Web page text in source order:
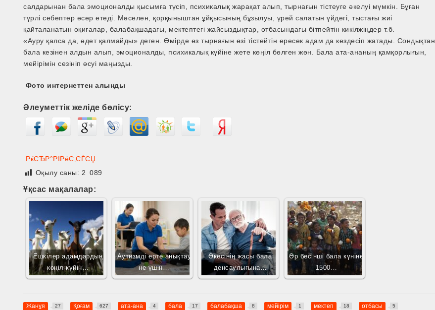
салдарынан бала эмоционалды қысымға түсіп, психикалық жарақат алып, тырнағын тістеуге әкелуі мүмкін. Бұған
түрлі себептер әсер етеді. Мәселен, қорқыныштан ұйқысының бұзылуы, үрей салатын үйдегі, тыстағы жиі
қайталанатын оқиғалар, балабақшадағы, мектептегі жайсыздықтар, отбасындағы бітпейтін кикілжіңдер т.б.
«Ауру қалса да, әдет қалмайды» деген. Өмірде өз тырнағын өзі тістейтін ересек адам да кездесіп жатады. Сондықтан
бала кезінен алдын алып, эмоционалды, психикалық күйіне жете көңіл бөлген жөн. Бала ата-ананың қамқорлығын,
мейірімін сезініп өсуі маңызды.
Фото интернеттен алынды
Әлеуметтік желіде бөлісу:
РќСЂР°РІРёС‚СЃСЏ
Оқылу саны: 2 089
Ұқсас мақалалар:
Ешкілер адамдардың
көңіл-күйін…
Аутизмді ерте анықтау
не үшін…
Әкесінің жасы бала
денсаулығына…
Әр бесінші бала күніне
1500…
Жанұя 27 Қоғам 627 ата-ана 4 бала 17 балабақша 8 мейірім 1 мектеп 18 отбасы 5